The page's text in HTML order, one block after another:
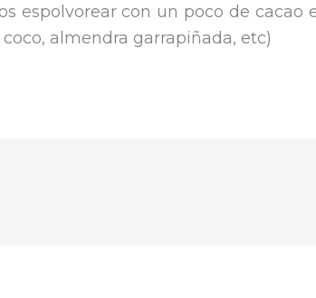
espolvorear con un poco de cacao
almendra garrapiñada, etc)